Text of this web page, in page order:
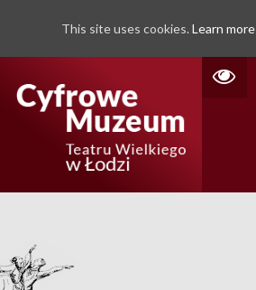
This site uses cookies. Learn more